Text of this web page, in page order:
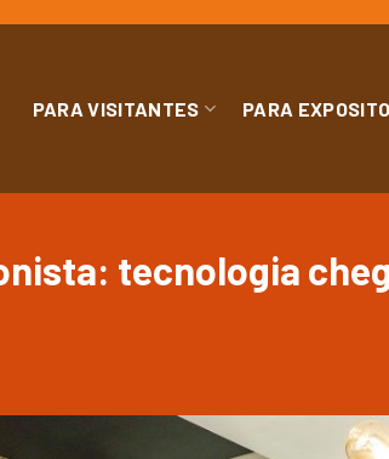
PARA VISITANTES PARA
tecnologia